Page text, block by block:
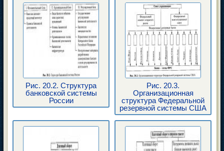
Рис. 20.2. Структура
банковской системы
России
Рис. 20.3.
Организационная
структура Федеральной
резервной системы США